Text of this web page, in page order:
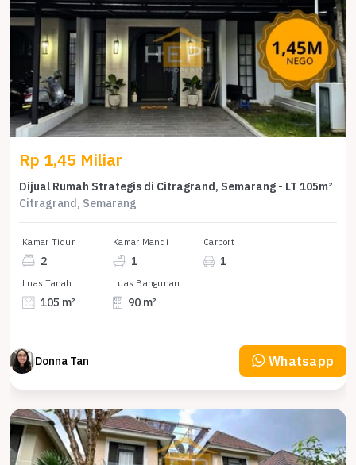
Rp 1,45 Miliar
Dijual Rumah Strategis di Citragrand, Semarang - LT 105m²
Citragrand, Semarang
Kamar Tidur
2
Kamar Mandi
1
Carport
1
Luas Tanah
105 m²
Luas Bangunan
90 m²
Donna Tan Whatsapp